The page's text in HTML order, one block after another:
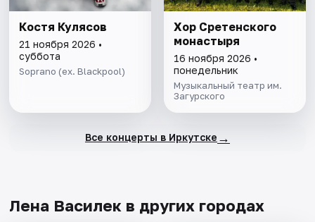
Костя Кулясов
21 ноября 2026 •
суббота
Soprano (ex. Blackpool)
Хор Сретенского
монастыря
16 ноября 2026 •
понедельник
Музыкальный театр им.
Загурского
Все концерты в Иркутске →
Лена Василек в других городах